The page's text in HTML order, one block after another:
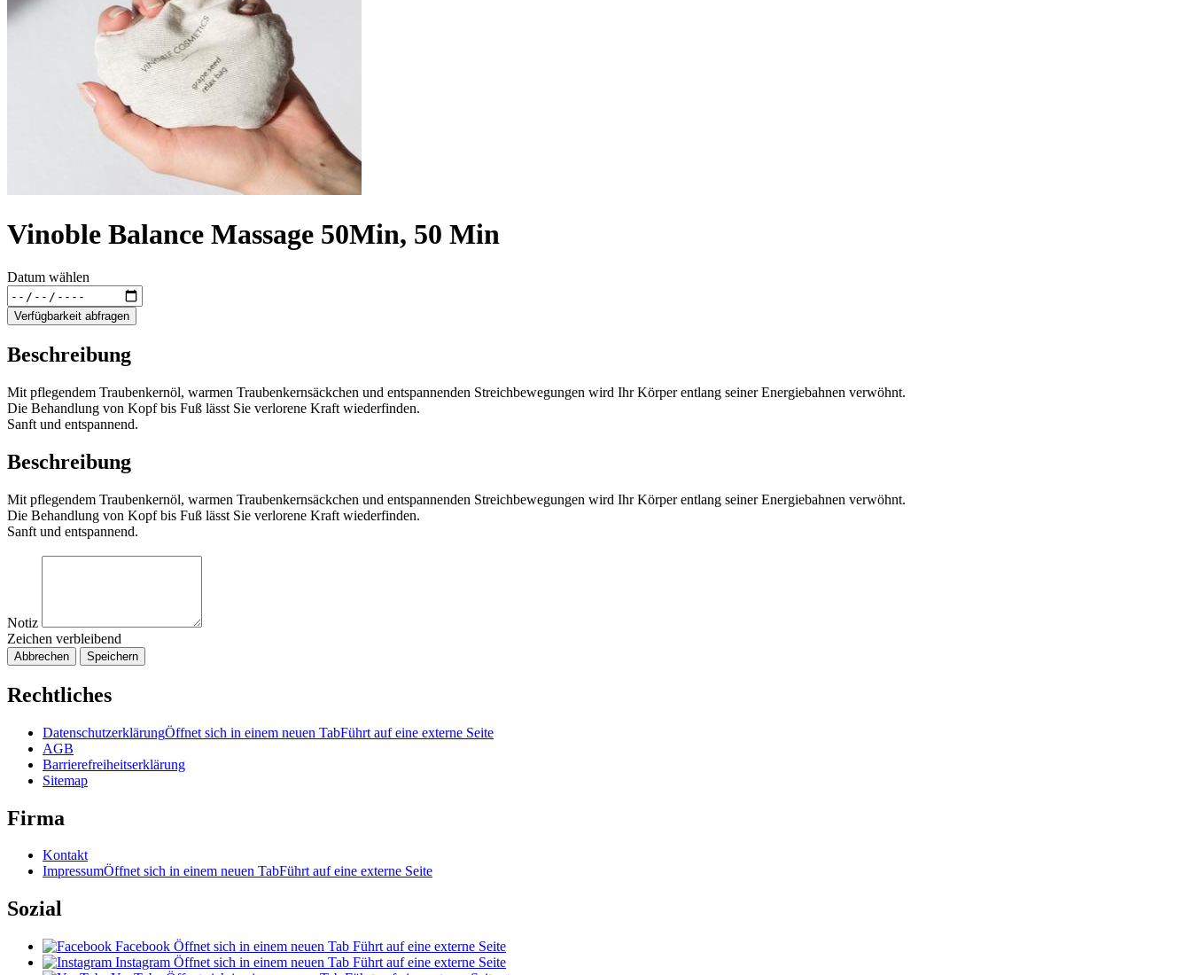
Vinoble Balance Massage 50Min, 50 Min
Datum wählen
Verfügbarkeit abfragen
Beschreibung
Mit pflegendem Traubenkernöl, warmen Traubenkernsäckchen und entspannenden Streichbewegungen wird Ihr Körper entlang seiner Energiebahnen verwöhnt.
Die Behandlung von Kopf bis Fuß lässt Sie verlorene Kraft wiederfinden.
Sanft und entspannend.
Beschreibung
Mit pflegendem Traubenkernöl, warmen Traubenkernsäckchen und entspannenden Streichbewegungen wird Ihr Körper entlang seiner Energiebahnen verwöhnt.
Die Behandlung von Kopf bis Fuß lässt Sie verlorene Kraft wiederfinden.
Sanft und entspannend.
Notiz
Zeichen verbleibend
Abbrechen Speichern
Rechtliches
DatenschutzerklärungÖffnet sich in einem neuen TabFührt auf eine externe Seite
AGB
Barrierefreiheitserklärung
Sitemap
Firma
Kontakt
ImpressumÖffnet sich in einem neuen TabFührt auf eine externe Seite
Sozial
Facebook Öffnet sich in einem neuen Tab Führt auf eine externe Seite
Instagram Öffnet sich in einem neuen Tab Führt auf eine externe Seite